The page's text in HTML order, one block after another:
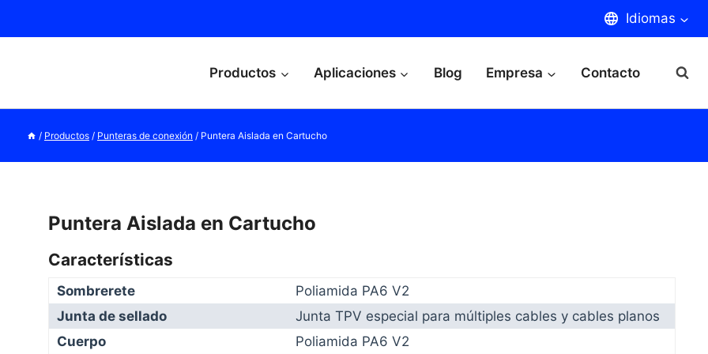
Idiomas
Productos Aplicaciones Blog Empresa Contacto
/ Productos / Punteras de conexión / Puntera Aislada en Cartucho
Puntera Aislada en Cartucho
Características
Sombrerete
Poliamida PA6 V2
Junta de sellado
Junta TPV especial para múltiples cables y cables planos
Cuerpo
Poliamida PA6 V2